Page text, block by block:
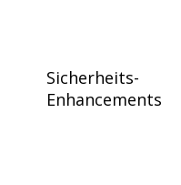
Sicherheits-
Enhancements